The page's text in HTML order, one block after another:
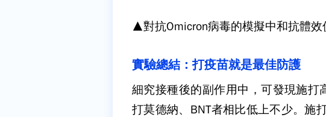
▲對抗Omicron病毒的模擬中和抗體效
實驗總結：打疫苗就是最佳防護
細究接種後的副作用中，可發現施打
打莫德納、BNT者相比低上不少。施